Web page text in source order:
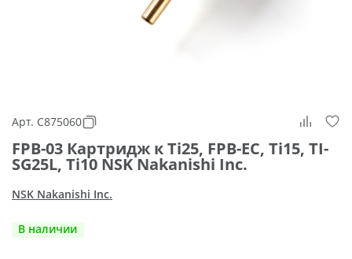
Арт. C875060
FPB-03 Картридж к Ti25, FPB-EC, Ti15, TI-
SG25L, Ti10 NSK Nakanishi Inc.
NSK Nakanishi Inc.
В наличии